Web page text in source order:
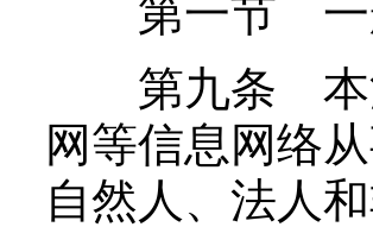
第一节 一
第九条 本法
网等信息网络
自然人、法人